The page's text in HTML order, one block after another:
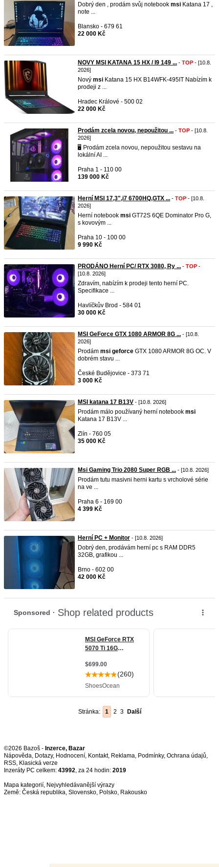
Dobrý den , prodám svůj notebook msi Katana 17 ,
note ...
Blansko - 679 61
22 000 Kč
NOVY MSI KATANA 15 HX / I9 149 ... - TOP - [10.8.
2026]
Nový msi Katana 15 HX B14WFK-495IT Nabízím k
prodeji z ...
Hradec Králové - 500 02
22 000 Kč
Prodám zcela novou, nepoužitou ... - TOP - [10.8.
2026]
🖥️ Prodám zcela novou, nepoužitou sestavu na
lokální AI ...
Praha 1 - 110 00
139 000 Kč
Herní MSI 17,3",i7 6700HQ,GTX ... - TOP - [10.8.
2026]
Herní notebook msi GT72S 6QE Dominator Pro G,
s kovovým ...
Praha 10 - 100 00
9 990 Kč
PRODÁNO Herní PC/ RTX 3080, Ry ... - TOP -
[10.8. 2026]
Zdravím, nabízím k prodeji tento herní PC.
Specifikace ...
Havlíčkův Brod - 584 01
30 000 Kč
MSI GeForce GTX 1080 ARMOR 8G ... - [10.8.
2026]
Prodám msi geforce GTX 1080 ARMOR 8G OC. V
dobrém stavu ...
České Budějovice - 373 71
3 000 Kč
MSI katana 17 B13V - [10.8. 2026]
Prodám málo používaný herní notebook msi
Katana 17 B13V ...
Zlín - 760 05
35 000 Kč
Msi Gaming Trio 2080 Super RGB ... - [10.8. 2026]
Prodám tutu masivni herni kartu s vrcholové série
na ve ...
Praha 6 - 169 00
4 399 Kč
Herní PC + Monitor - [10.8. 2026]
Dobrý den, prodávám herní pc s RAM DDR5
32GB, grafikou ...
Brno - 602 00
42 000 Kč
Stránka: 1 2 3 Další
©2026 Bazoš - Inzerce, Bazar
Nápověda, Dotazy, Hodnocení, Kontakt, Reklama, Podmínky, Ochrana údajů,
RSS,
Inzeráty PC celkem: 43992, za 24 hodin: 2019
Mapa kategorií, Nejvyhledávanější výrazy
Země: Česká republika, Slovensko, Polsko, Rakousko